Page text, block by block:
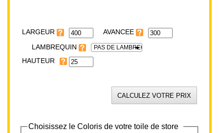
LARGEUR
LAMBREQUIN
PAS DE LAMBREQUIN
HAUTEUR
Choisissez le Coloris de votre toile de store